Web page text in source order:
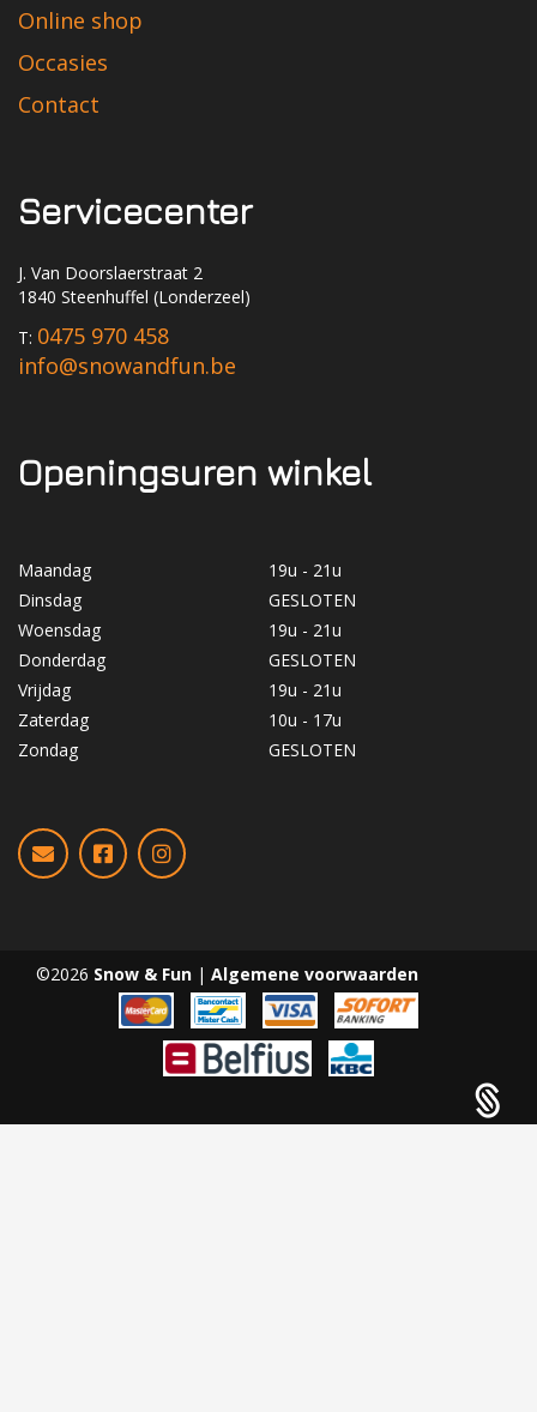
Online shop
Occasies
Contact
Servicecenter
J. Van Doorslaerstraat 2
1840 Steenhuffel (Londerzeel)
T: 0475 970 458
info@snowandfun.be
Openingsuren winkel
Maandag
19u - 21u
Dinsdag
GESLOTEN
Woensdag
19u - 21u
Donderdag
GESLOTEN
Vrijdag
19u - 21u
Zaterdag
10u - 17u
Zondag
GESLOTEN
©2026 Snow & Fun | Algemene voorwaarden